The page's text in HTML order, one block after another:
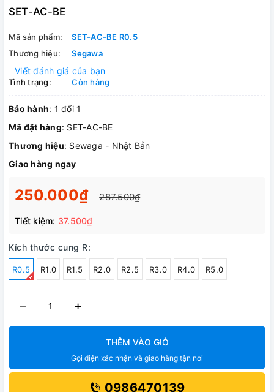
SET-AC-BE
Mã sản phẩm:
SET-AC-BE R0.5
Thương hiệu:
Segawa
Viết đánh giá của bạn
Tình trạng: Còn hàng
Bảo hành: 1 đổi 1
Mã đặt hàng: SET-AC-BE
Thương hiệu: Sewaga - Nhật Bản
Giao hàng ngay
250.000₫ 287.500₫
Tiết kiệm: 37.500₫
Kích thước cung R:
R0.5 R1.0 R1.5 R2.0 R2.5 R3.0 R4.0 R5.0
– +
THÊM VÀO GIỎ
Gọi điện xác nhận và giao hàng tận nơi
0986470139